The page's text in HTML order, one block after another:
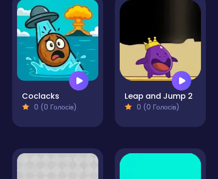
Coclacks
0 (0 Голосів)
Leap and Jump 2
0 (0 Голосів)